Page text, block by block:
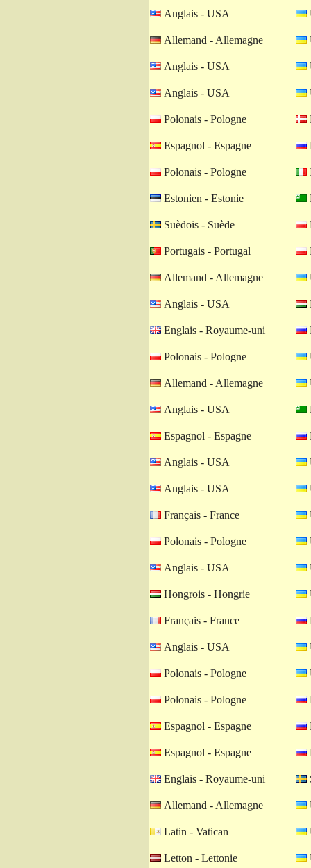
Anglais - USA
Allemand - Allemagne
Anglais - USA
Anglais - USA
Polonais - Pologne
Espagnol - Espagne
Polonais - Pologne
Estonien - Estonie
Suèdois - Suède
Portugais - Portugal
Allemand - Allemagne
Anglais - USA
Englais - Royaume-uni
Polonais - Pologne
Allemand - Allemagne
Anglais - USA
Espagnol - Espagne
Anglais - USA
Anglais - USA
Français - France
Polonais - Pologne
Anglais - USA
Hongrois - Hongrie
Français - France
Anglais - USA
Polonais - Pologne
Polonais - Pologne
Espagnol - Espagne
Espagnol - Espagne
Englais - Royaume-uni
Allemand - Allemagne
Latin - Vatican
Letton - Lettonie